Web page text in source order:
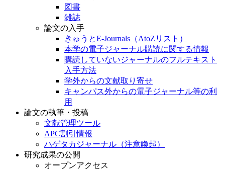
図書
雑誌
論文の入手
きゅうとE-Journals（AtoZリスト）
本学の電子ジャーナル購読に関する情報
購読していないジャーナルのフルテキスト
入手方法
学外からの文献取り寄せ
キャンパス外からの電子ジャーナル等の利
用
論文の執筆・投稿
文献管理ツール
APC割引情報
ハゲタカジャーナル（注意喚起）
研究成果の公開
オープンアクセス